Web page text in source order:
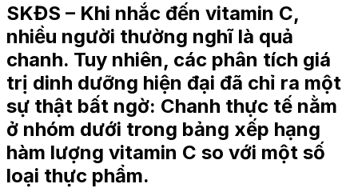
SKĐS – Khi nhắc đến vitamin C,
nhiều người thường nghĩ là quả
chanh. Tuy nhiên, các phân tích giá
trị dinh dưỡng hiện đại đã chỉ ra một
sự thật bất ngờ: Chanh thực tế nằm
ở nhóm dưới trong bảng xếp hạng
hàm lượng vitamin C so với một số
loại thực phẩm.